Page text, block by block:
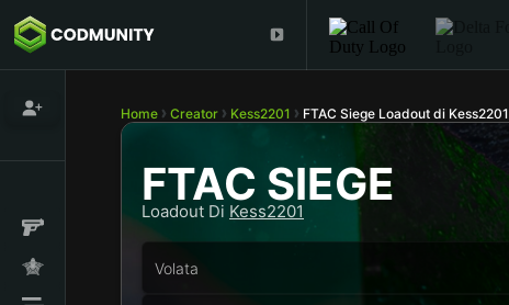
Home Creator Kess2201 FTAC Siege Loadout di Kess2201
FTAC SIEGE
Loadout Di Kess2201
Volata